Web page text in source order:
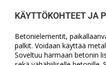
KÄYTTÖKOHTEET JA
Betonielementit,
palkit. Voidaan käyttää
Soveltuu harmaan betonin